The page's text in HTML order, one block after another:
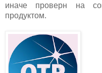
иначе проверн на
продуктом.